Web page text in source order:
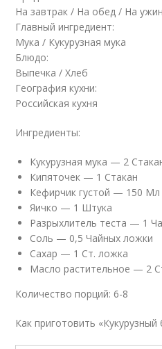
На завтрак / На обед / На
Главный ингредиент:
Мука / Кукурузная мука
Блюдо:
Выпечка / Хлеб
География кухни:
Российская кухня
Ингредиенты:
Кукурузная мука — 2
Кипяточек — 1 Стакан
Кефирчик густой — 150 Мл
Яичко — 1 Штука
Разрыхлитель теста — 1
Соль — 0,5 Чайных ложки
Сахар — 1 Ст. ложка
Масло растительное — 2
Количество порций: 6-8
Как приготовить